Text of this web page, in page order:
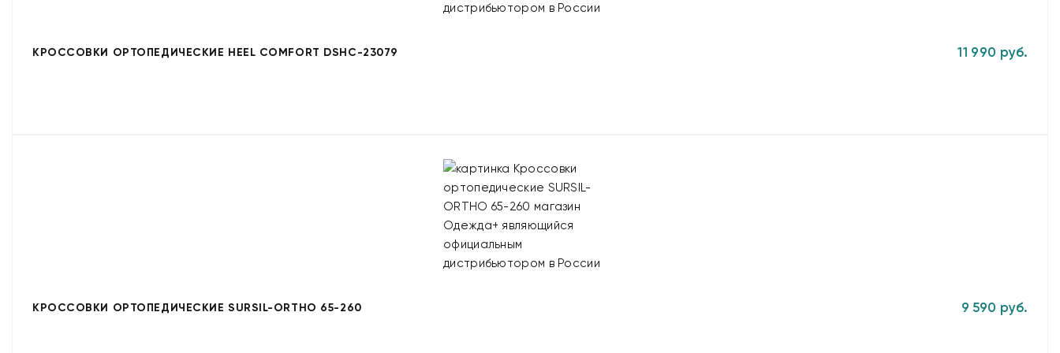
КРОССОВКИ ОРТОПЕДИЧЕСКИЕ HEEL COMFORT DSHC-23079 11 990 руб.
КРОССОВКИ ОРТОПЕДИЧЕСКИЕ SURSIL-ORTHO 65-260 9 590 руб.